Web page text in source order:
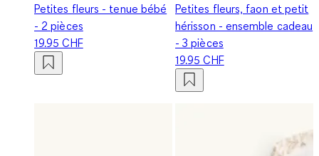
Petites fleurs - tenue bébé
- 2 pièces
19.95 CHF
Petites fleurs, faon et petit
hérisson - ensemble cadeau
- 3 pièces
19.95 CHF